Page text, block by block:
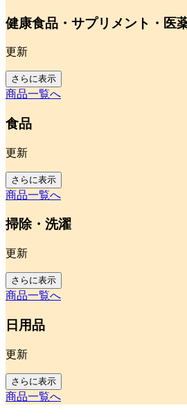
健康食品・サプリメント・医
更新
さらに表示
商品一覧へ
食品
更新
さらに表示
商品一覧へ
掃除・洗濯
更新
さらに表示
商品一覧へ
日用品
更新
さらに表示
商品一覧へ